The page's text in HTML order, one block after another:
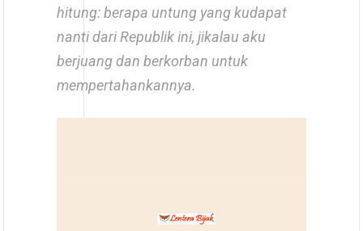
hitung: berapa untung yang kudapat
nanti dari Republik ini, jikalau aku
berjuang dan berkorban untuk
mempertahankannya.